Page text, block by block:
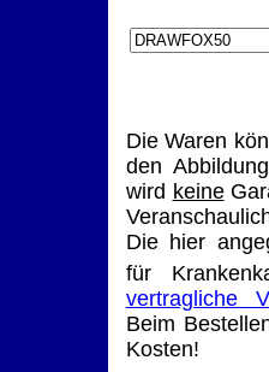
Die Waren
den
wird keine
Die hier
für
vertragliche
Beim
Kosten!